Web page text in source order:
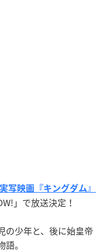
実写映画『キングダム』
」で放送決定！
の少年と、後に始皇帝
。